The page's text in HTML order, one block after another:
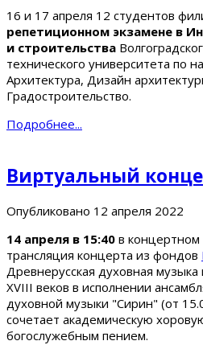
16 и 17 апреля 12 студентов
репетиционном экзамене в
и строительства
технического университета по
Архитектура, Дизайн
Градостроительство.
Подробнее...
Виртуальный
Опубликовано 12 апреля 2022
14 апреля в 15:40 в концертном
трансляция концерта из фондов
Древнерусская духовная
XVIII веков в исполнении
духовной музыки "Сирин" (от
сочетает академическую
богослужебным пением.